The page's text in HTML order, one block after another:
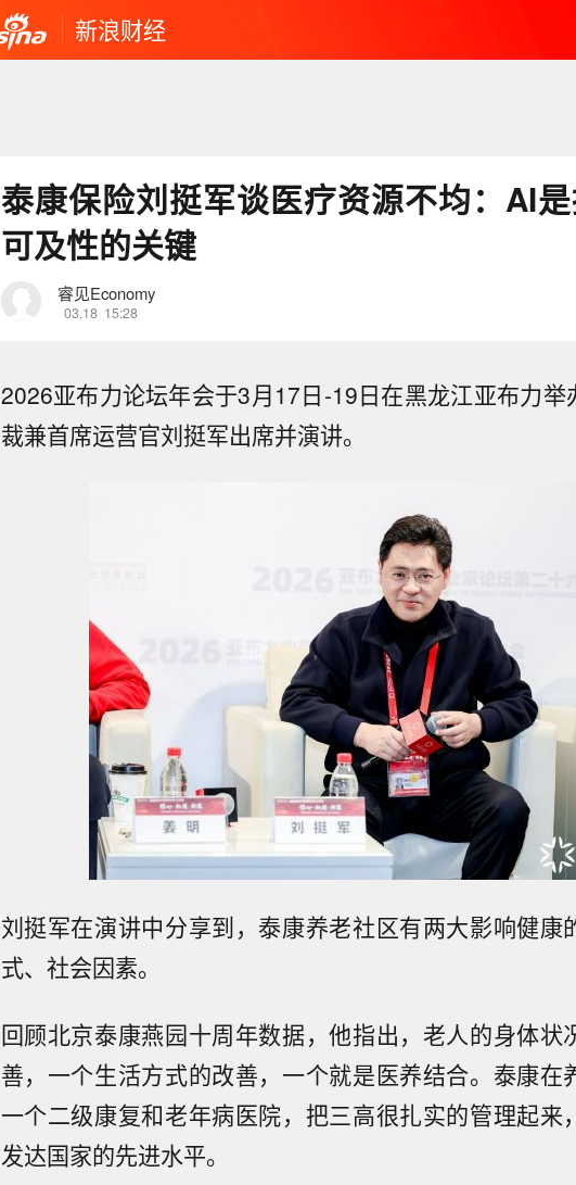
新浪财经
泰康保险刘挺军谈医疗资源不均：AI
可及性的关键
睿见Economy
03.18 15:28
2026亚布力论坛年会于3月17日-19日在黑龙江亚布力举
裁兼首席运营官刘挺军出席并演讲。
刘挺军在演讲中分享到，泰康养老社区有两大影响健康
式、社会因素。
回顾北京泰康燕园十周年数据，他指出，老人的身体状
善，一个生活方式的改善，一个就是医养结合。泰康在
一个二级康复和老年病医院，把三高很扎实的管理起来
发达国家的先进水平。